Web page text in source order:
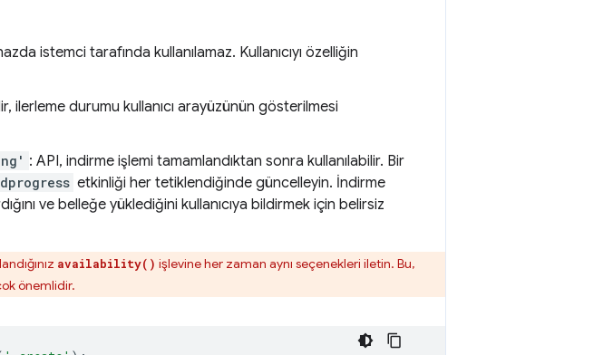
istemci tarafında kullanılamaz. Kullanıcıyı özelliğin
ilerleme durumu kullanıcı arayüzünün gösterilmesi
: API, indirme işlemi tamamlandıktan sonra kullanılabilir. Bir
etkinliği her tetiklendiğinde güncelleyin. İndirme
ve belleğe yüklediğini kullanıcıya bildirmek için belirsiz
availability() işlevine her zaman aynı seçenekleri iletin. Bu,
önemlidir.